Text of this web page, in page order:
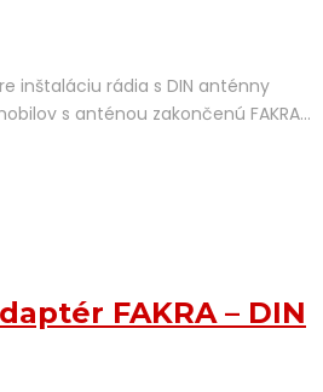
inštaláciu rádia s DIN anténny
s anténou zakončenú FAKRA…
FAKRA – DIN